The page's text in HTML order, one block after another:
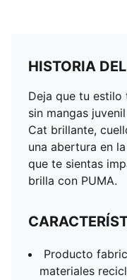
HISTORIA
Deja que tu estilo
sin mangas
Cat brillante,
una abertura en
que te sientas
brilla con PUMA.
Producto
materiales